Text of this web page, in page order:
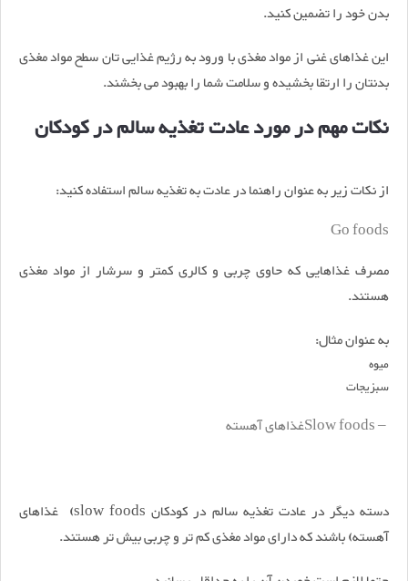
بدن خود را تضمین کنید.
این غذاهای غنی از مواد مغذی با ورود به رژیم غذایی تان سطح مواد مغذی
بدنتان را ارتقا بخشیده و سلامت شما را بهبود می بخشند.
نکات مهم در مورد عادت تغذیه سالم در کودکان
از نکات زیر به عنوان راهنما در عادت به تغذیه سالم استفاده کنید:
Go foods
مصرف غذاهایی که حاوی چربی و کالری کمتر و سرشار از مواد مغذی
هستند.
به عنوان مثال:
میوه
سبزیجات
Slow foods –غذاهای آهسته
دسته دیگر در عادت تغذیه سالم در کودکان slow foods) غذاهای
آهسته) باشند که دارای مواد مغذی کم تر و چربی بیش تر هستند.